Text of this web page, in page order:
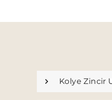
Kolye Zincir